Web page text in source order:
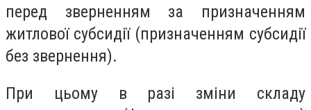
перед зверненням за призначенням
житлової субсидії (призначенням субсидії
без звернення).
При цьому в разі зміни складу